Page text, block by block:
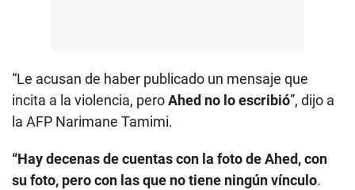
“Le acusan de haber publicado un mensaje que
incita a la violencia, peroAhed no lo escribió”, dijo a
la AFP Narimane Tamimi.
“Hay decenas de cuentas con la foto de Ahed, con
su foto, pero con las que no tiene ningún vínculo.